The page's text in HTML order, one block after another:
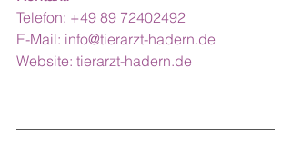
Telefon: +49 89 72402492
E-Mail: info@tierarzt-hadern.de
Website: tierarzt-hadern.de